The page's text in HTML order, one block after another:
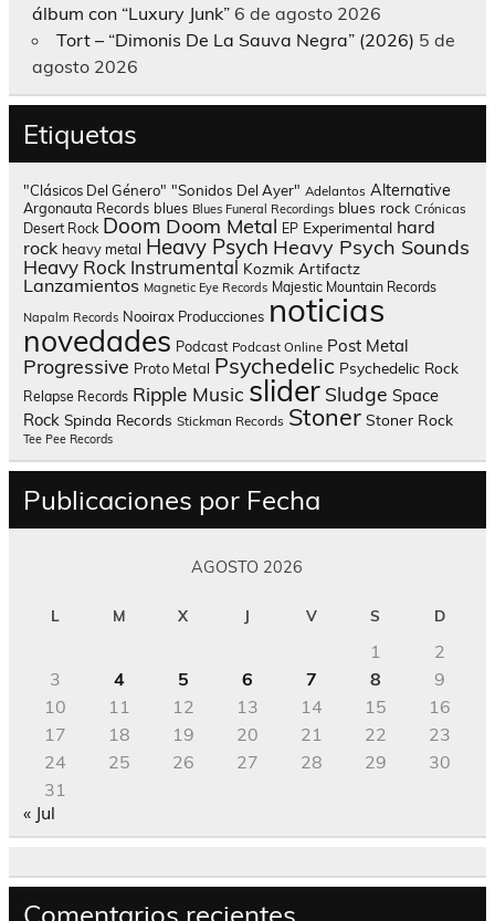
álbum con “Luxury Junk” 6 de agosto 2026
Tort – “Dimonis De La Sauva Negra” (2026) 5 de
agosto 2026
Etiquetas
"Clásicos Del Género" "Sonidos Del Ayer" Adelantos Alternative
Argonauta Records blues Blues Funeral Recordings blues rock Crónicas
Desert Rock Doom Doom Metal EP Experimental hard
rock heavy metal Heavy Psych Heavy Psych Sounds
Heavy Rock Instrumental Kozmik Artifactz
Lanzamientos Magnetic Eye Records Majestic Mountain Records
Napalm Records Nooirax Producciones noticias
novedades Podcast Podcast Online Post Metal
Progressive Proto Metal Psychedelic Psychedelic Rock
Relapse Records Ripple Music slider Sludge Space
Rock Spinda Records Stickman Records Stoner Stoner Rock
Tee Pee Records
Publicaciones por Fecha
AGOSTO 2026
L M X J V S D
1
2
3
4 5 6 7 8
9
10
11 12 13 14 15
16
17
18 19 20 21 22
23
24
25 26 27 28 29
30
31
« Jul